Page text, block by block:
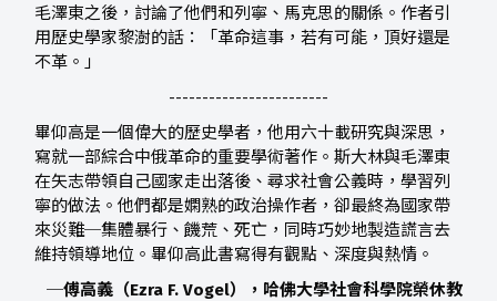
毛澤東之後，討論了他們和列寧、馬克思的關係。作者引
用歷史學家黎澍的話：「革命這事，若有可能，頂好還是
不革。」
------------------------
畢仰高是一個偉大的歷史學者，他用六十載研究與深思，
寫就一部綜合中俄革命的重要學術著作。斯大林與毛澤東
在矢志帶領自己國家走出落後、尋求社會公義時，學習列
寧的做法。他們都是嫻熟的政治操作者，卻最終為國家帶
來災難─集體暴行、饑荒、死亡，同時巧妙地製造謊言去
維持領導地位。畢仰高此書寫得有觀點、深度與熱情。
─傅高義（Ezra F. Vogel），哈佛大學社會科學院榮休教